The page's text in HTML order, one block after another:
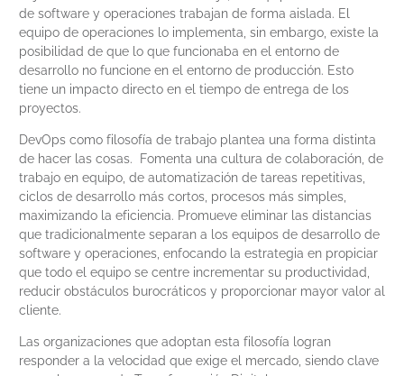
de software y operaciones trabajan de forma aislada. El
equipo de operaciones lo implementa, sin embargo, existe la
posibilidad de que lo que funcionaba en el entorno de
desarrollo no funcione en el entorno de producción. Esto
tiene un impacto directo en el tiempo de entrega de los
proyectos.
DevOps como filosofía de trabajo plantea una forma distinta
de hacer las cosas. Fomenta una cultura de colaboración, de
trabajo en equipo, de automatización de tareas repetitivas,
ciclos de desarrollo más cortos, procesos más simples,
maximizando la eficiencia. Promueve eliminar las distancias
que tradicionalmente separan a los equipos de desarrollo de
software y operaciones, enfocando la estrategia en propiciar
que todo el equipo se centre incrementar su productividad,
reducir obstáculos burocráticos y proporcionar mayor valor al
cliente.
Las organizaciones que adoptan esta filosofía logran
responder a la velocidad que exige el mercado, siendo clave